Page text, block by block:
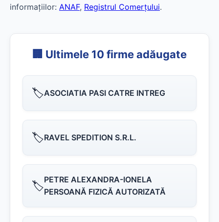
informațiilor: ANAF, Registrul Comerțului.
🏢 Ultimele 10 firme adăugate
🏷️ASOCIATIA PASI CATRE INTREG
🏷️RAVEL SPEDITION S.R.L.
🏷️PETRE ALEXANDRA-IONELA
PERSOANĂ FIZICĂ AUTORIZATĂ